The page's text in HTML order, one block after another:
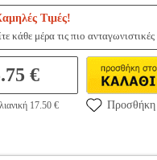
Τιμές!
κάθε μέρα τις πιο ανταγωνιστικές
€
17.50 €